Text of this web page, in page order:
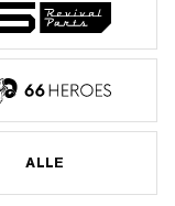
ALLE